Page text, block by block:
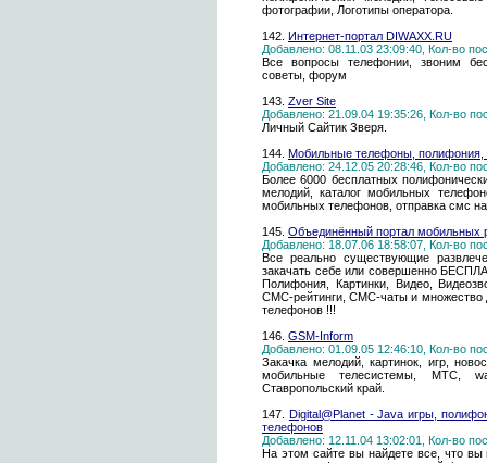
фотографии, Логотипы оператора.
142. Интернет-портал DIWAXX.RU
Добавлено: 08.11.03 23:09:40, Кол-во
Все вопросы телефонии, звоним
советы, форум
143. Zver Site
Добавлено: 21.09.04 19:35:26, Кол-во
Личный Сайтик Зверя.
144. Мобильные телефоны, полифония,
Добавлено: 24.12.05 20:28:46, Кол-во
Более 6000 бесплатных
мелодий, каталог мобильных
мобильных телефонов, отправка смс
145. Объединённый портал мобильных
Добавлено: 18.07.06 18:58:07, Кол-во
Все реально существующие
закачать себе или совершенно
Полифония, Картинки, Видео,
СМС-рейтинги, СМС-чаты и множество
телефонов !!!
146. GSM-Inform
Добавлено: 01.09.05 12:46:10, Кол-во
Закачка мелодий, картинок, игр,
мобильные телесистемы, МТС,
Ставропольский край.
147. Digital@Planet - Java игры,
телефонов
Добавлено: 12.11.04 13:02:01, Кол-во
На этом сайте вы найдете все, что вы